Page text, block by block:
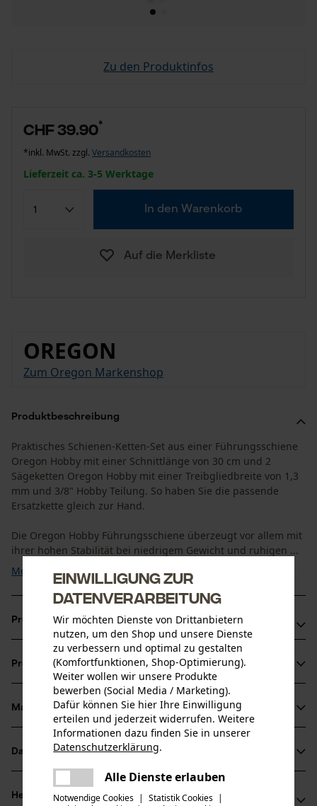
Zu den Produktinfos
CHF 39.90*
*inkl. MwSt. zzgl. Versandkosten
Lieferzeit ca. 3-5 Werktage
In den Warenkorb
Auf die Merkliste
OREGON
Zum Oregon Markenshop
Produktbeschreibung
Praktisches Schienen-Ketten-Set aus einer Führungsschiene
Oregon Hobby mit einer Schnittlänge von 30 cm und 2
Sägeketten Oregon Hobby mit einer Treibgliedbreite von 1,3
mm und 3/8" Hobby Teilung. So haben Sie die passende
Ersatzkette gleich zur Hand.
Die Oregon Hobby Führungsschiene überzeugt vor allem mit
ihrer hohen Stabilität bei niedrigem Gewicht und ruhigen ...
Mehr anzeigen
Produktvorteile
Höhere Schnittleistung und längere Lebensdauer von
Schiene und Sägekette durch eine Sperre, die das
Schmiermittel genau dort hält, wo es gebraucht wird
Kleinere Spitze mit einer Niete und kleinem Radius, hilft
Rückschlag-Energie zu verringern
Rückschlag-reduziert dank abgeschrägten,
Produktinformationen
Produktdetails
Aktivitätstyp
Material & Pflege
Hauptmaterial
Datenblätter
Produktsicherheitsdatenblatt (PDF)
Herstellerinformationen
Einwilligung zur
Datenverarbeitung
Wir möchten Dienste von Drittanbietern
nutzen, um den Shop und unsere Dienste
zu verbessern und optimal zu gestalten
(Komfortfunktionen, Shop-Optimierung).
Weiter wollen wir unsere Produkte
bewerben (Social Media / Marketing).
Dafür können Sie hier Ihre Einwilligung
erteilen und jederzeit widerrufen. Weitere
Informationen dazu finden Sie in unserer
Datenschutzerklärung.
Alle Dienste erlauben
Notwendige Cookies | Statistik Cookies |
Es ist ein Fehler aufgetreten. Bitte
versuchen Sie es erneut.